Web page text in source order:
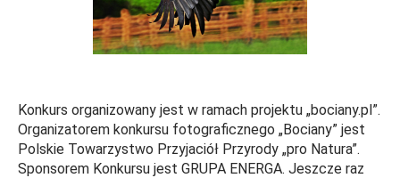
Konkurs organizowany jest w ramach projektu „bociany.pl”.
Organizatorem konkursu fotograficznego „Bociany” jest
Polskie Towarzystwo Przyjaciół Przyrody „pro Natura”.
Sponsorem Konkursu jest GRUPA ENERGA. Jeszcze raz